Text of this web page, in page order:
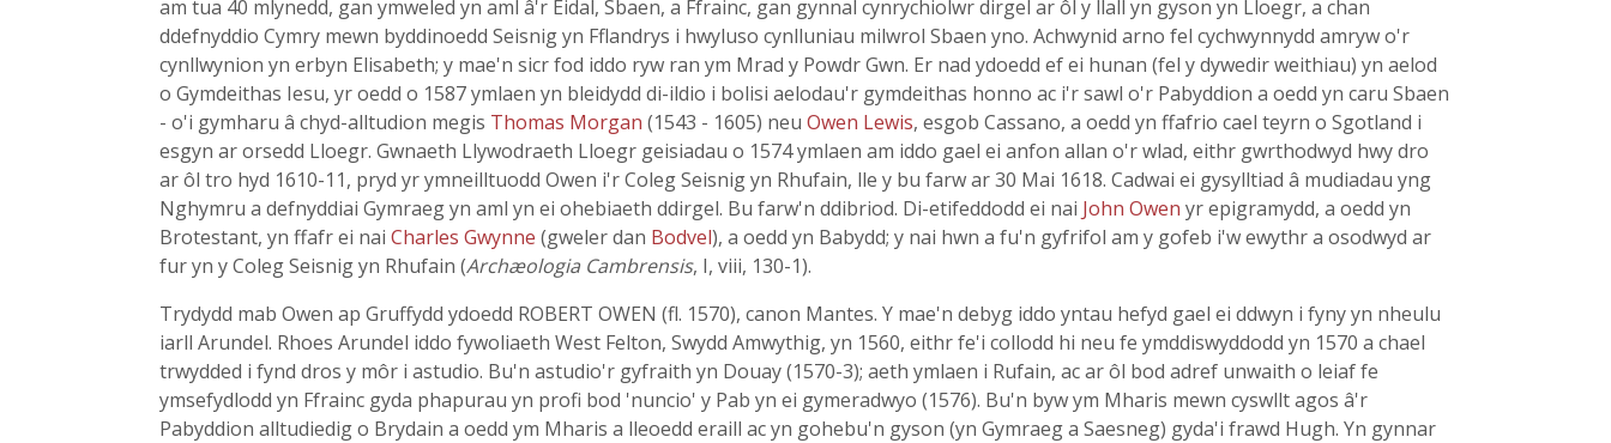
am tua 40 mlynedd, gan ymweled yn aml â'r Eidal, Sbaen, a Ffrainc, gan gynnal cynrychiolwr dirgel ar ôl y llall yn gyson yn Lloegr, a chan
ddefnyddio Cymry mewn byddinoedd Seisnig yn Fflandrys i hwyluso cynlluniau milwrol Sbaen yno. Achwynid arno fel cychwynnydd amryw o'r
cynllwynion yn erbyn Elisabeth; y mae'n sicr fod iddo ryw ran ym Mrad y Powdr Gwn. Er nad ydoedd ef ei hunan (fel y dywedir weithiau) yn aelod
o Gymdeithas Iesu, yr oedd o 1587 ymlaen yn bleidydd di-ildio i bolisi aelodau'r gymdeithas honno ac i'r sawl o'r Pabyddion a oedd yn caru Sbaen
- o'i gymharu â chyd-alltudion megis Thomas Morgan (1543 - 1605) neu Owen Lewis, esgob Cassano, a oedd yn ffafrio cael teyrn o Sgotland i
esgyn ar orsedd Lloegr. Gwnaeth Llywodraeth Lloegr geisiadau o 1574 ymlaen am iddo gael ei anfon allan o'r wlad, eithr gwrthodwyd hwy dro
ar ôl tro hyd 1610-11, pryd yr ymneilltuodd Owen i'r Coleg Seisnig yn Rhufain, lle y bu farw ar 30 Mai 1618. Cadwai ei gysylltiad â mudiadau yng
Nghymru a defnyddiai Gymraeg yn aml yn ei ohebiaeth ddirgel. Bu farw'n ddibriod. Di-etifeddodd ei nai John Owen yr epigramydd, a oedd yn
Brotestant, yn ffafr ei nai Charles Gwynne (gweler dan Bodvel), a oedd yn Babydd; y nai hwn a fu'n gyfrifol am y gofeb i'w ewythr a osodwyd ar
fur yn y Coleg Seisnig yn Rhufain (Archæologia Cambrensis, I, viii, 130-1).
Trydydd mab Owen ap Gruffydd ydoedd ROBERT OWEN (fl. 1570), canon Mantes. Y mae'n debyg iddo yntau hefyd gael ei ddwyn i fyny yn nheulu
iarll Arundel. Rhoes Arundel iddo fywoliaeth West Felton, Swydd Amwythig, yn 1560, eithr fe'i collodd hi neu fe ymddiswyddodd yn 1570 a chael
trwydded i fynd dros y môr i astudio. Bu'n astudio'r gyfraith yn Douay (1570-3); aeth ymlaen i Rufain, ac ar ôl bod adref unwaith o leiaf fe
ymsefydlodd yn Ffrainc gyda phapurau yn profi bod 'nuncio' y Pab yn ei gymeradwyo (1576). Bu'n byw ym Mharis mewn cyswllt agos â'r
Pabyddion alltudiedig o Brydain a oedd ym Mharis a lleoedd eraill ac yn gohebu'n gyson (yn Gymraeg a Saesneg) gyda'i frawd Hugh. Yn gynnar